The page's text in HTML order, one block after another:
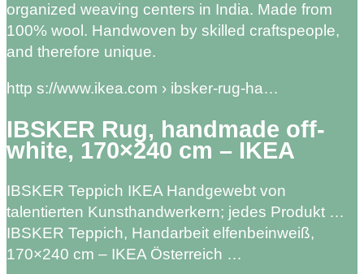
organized weaving centers in India. Made from
100% wool. Handwoven by skilled craftspeople,
and therefore unique.
http s://www.ikea.com › ibsker-rug-ha…
IBSKER Rug, handmade off-
white, 170×240 cm – IKEA
IBSKER Teppich IKEA Handgewebt von
talentierten Kunsthandwerkern; jedes Produkt …
IBSKER Teppich, Handarbeit elfenbeinweiß,
170×240 cm – IKEA Österreich …